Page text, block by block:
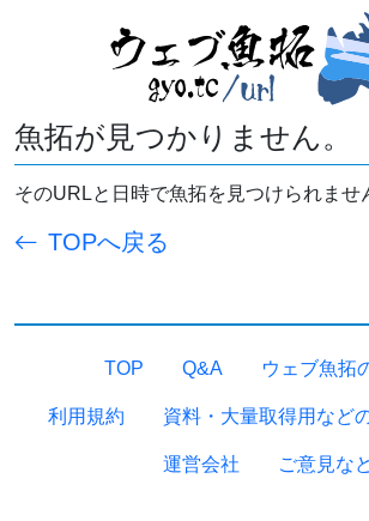
魚拓が見つかりません。
そのURLと日時で魚拓を見つけられませ
TOPへ戻る
TOP Q&A ウェブ魚拓
利用規約 資料・大量取得用など
運営会社 ご意見な